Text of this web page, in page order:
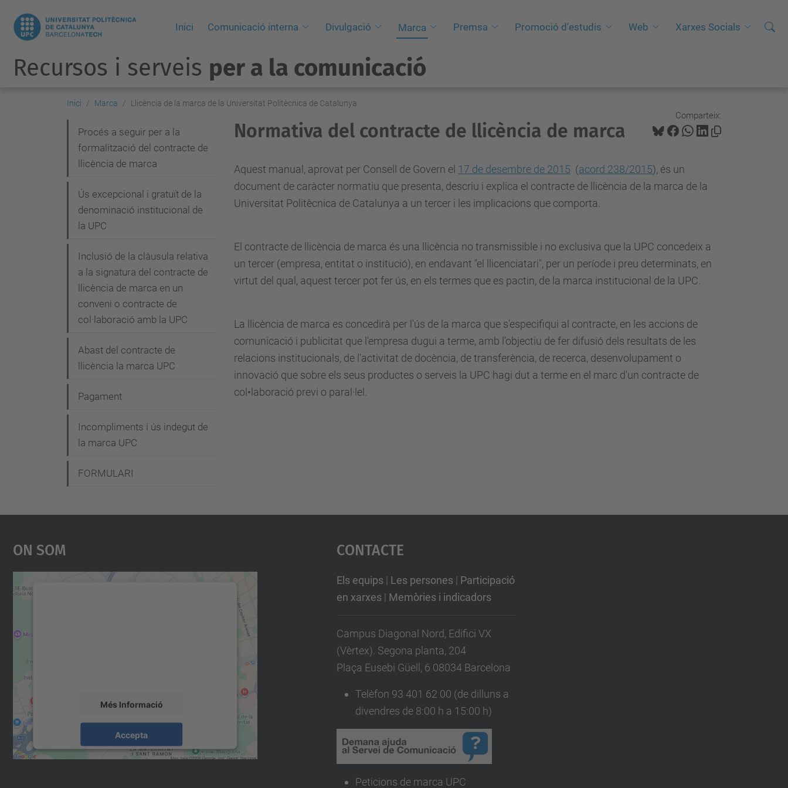
Inici Comunicació interna Divulgació Marca Premsa Promoció d'estudis Web Xarxes Socials Cerca
C
Recursos i serveis per a la comunicació
Inici Marca Llicència de la marca de la Universitat Politècnica de Catalunya
Comparteix:
Normativa del contracte de llicència de marca
Aquest manual, aprovat per Consell de Govern el 17 de desembre de 2015 (acord 238/2015), és un
document de caràcter normatiu que presenta, descriu i explica el contracte de llicència de la marca de la
Universitat Politècnica de Catalunya a un tercer i les implicacions que comporta.
El contracte de llicència de marca és una llicència no transmissible i no exclusiva que la UPC concedeix a
un tercer (empresa, entitat o institució), en endavant "el llicenciatari", per un període i preu determinats, en
virtut del qual, aquest tercer pot fer ús, en els termes que es pactin, de la marca institucional de la UPC.
La llicència de marca es concedirà per l'ús de la marca que s'especifiqui al contracte, en les accions de
comunicació i publicitat que l'empresa dugui a terme, amb l'objectiu de fer difusió dels resultats de les
relacions institucionals, de l'activitat de docència, de transferència, de recerca, desenvolupament o
innovació que sobre els seus productes o serveis la UPC hagi dut a terme en el marc d'un contracte de
col•laboració previ o paral·lel.
v
a
Procés a seguir per a la
formalització del contracte de
llicència de marca
Ús excepcional i gratuït de la
denominació institucional de
la UPC
Inclusió de la clàusula relativa
a la signatura del contracte de
llicència de marca en un
conveni o contracte de
col·laboració amb la UPC
Abast del contracte de
llicència la marca UPC
Pagament
Incompliments i ús indegut de
la marca UPC
FORMULARI
On Som
Més Informació
Accepta
Usercentrics Consent
Contacte
Els equips | Les persones | Participació
en xarxes | Memòries i indicadors
Campus Diagonal Nord, Edifici VX
(Vèrtex). Segona planta, 204
Plaça Eusebi Güell, 6 08034 Barcelona
Telèfon 93 401 62 00 (de dilluns a
divendres de 8:00 h a 15:00 h)
Peticions de marca UPC